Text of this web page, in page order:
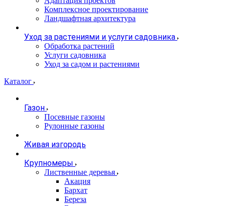
Комплексное проектирование
Ландшафтная архитектура
Уход за растениями и услуги садовника
Обработка растений
Услуги садовника
Уход за садом и растениями
Каталог
Газон
Посевные газоны
Рулонные газоны
Живая изгородь
Крупномеры
Лиственные деревья
Акация
Бархат
Береза